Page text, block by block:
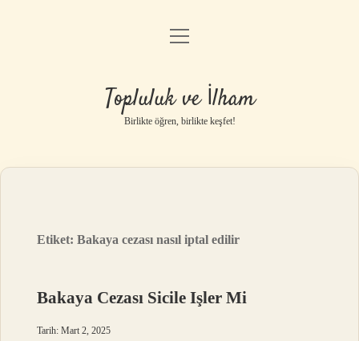
Anasayfa
Gizlilik Politikası
Yasal Uyarı
menüyü
Topluluk ve İlham
Birlikte öğren, birlikte keşfet!
Etiket:Bakaya cezası nasıl iptal edilir
Bakaya Cezası Sicile Işler Mi
Tarih: Mart 2, 2025